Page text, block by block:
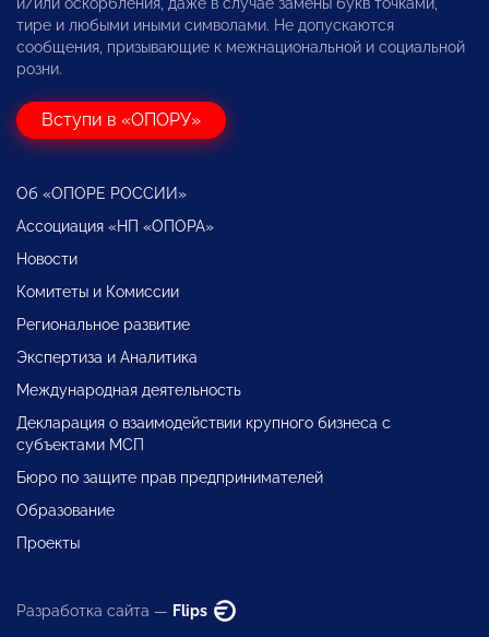
тире и любыми иными символами. Не допускаются
сообщения, призывающие к межнациональной и социальной
розни.
Вступи в «ОПОРУ»
Об «ОПОРЕ РОССИИ»
Ассоциация «НП «ОПОРА»
Новости
Комитеты и Комиссии
Региональное развитие
Экспертиза и Аналитика
Международная деятельность
Декларация о взаимодействии крупного бизнеса с
субъектами МСП
Бюро по защите прав предпринимателей
Образование
Проекты
Разработка сайта — Flips